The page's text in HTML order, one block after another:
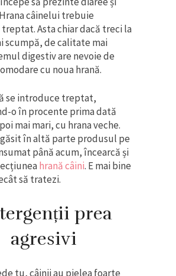
câinelui trebuie
Asta chiar dacă treci la
scumpă, de calitate mai
digestiv are nevoie de
cu noua hrană.
se introduce treptat,
o în procente prima dată
mai mari, cu hrana veche.
găsit în altă parte produsul pe
până acum, încearcă și
hrană câini. E mai bine
să tratezi.
prea
agresivi
tu, câinii au pielea foarte